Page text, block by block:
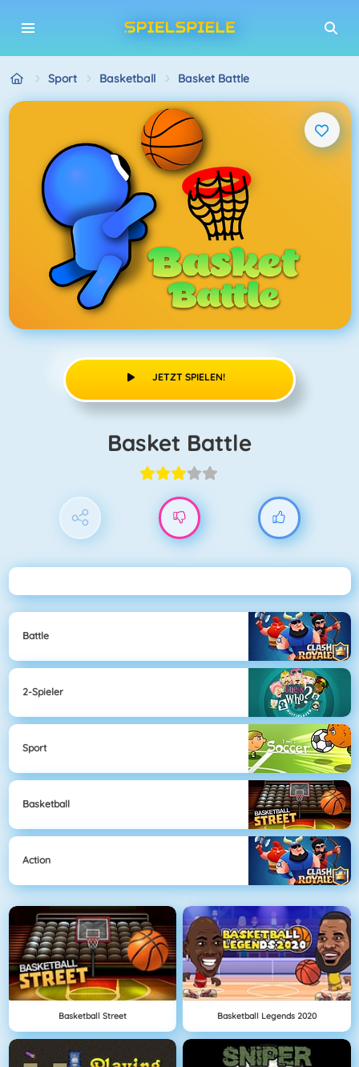
Sport Basketball Basket Battle
JETZT SPIELEN!
Basket Battle
Battle
2-Spieler
Sport
Basketball
Action
Basketball Street Basketball Legends 2020